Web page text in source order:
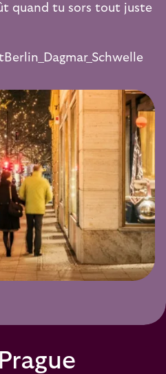
quand tu sors tout juste